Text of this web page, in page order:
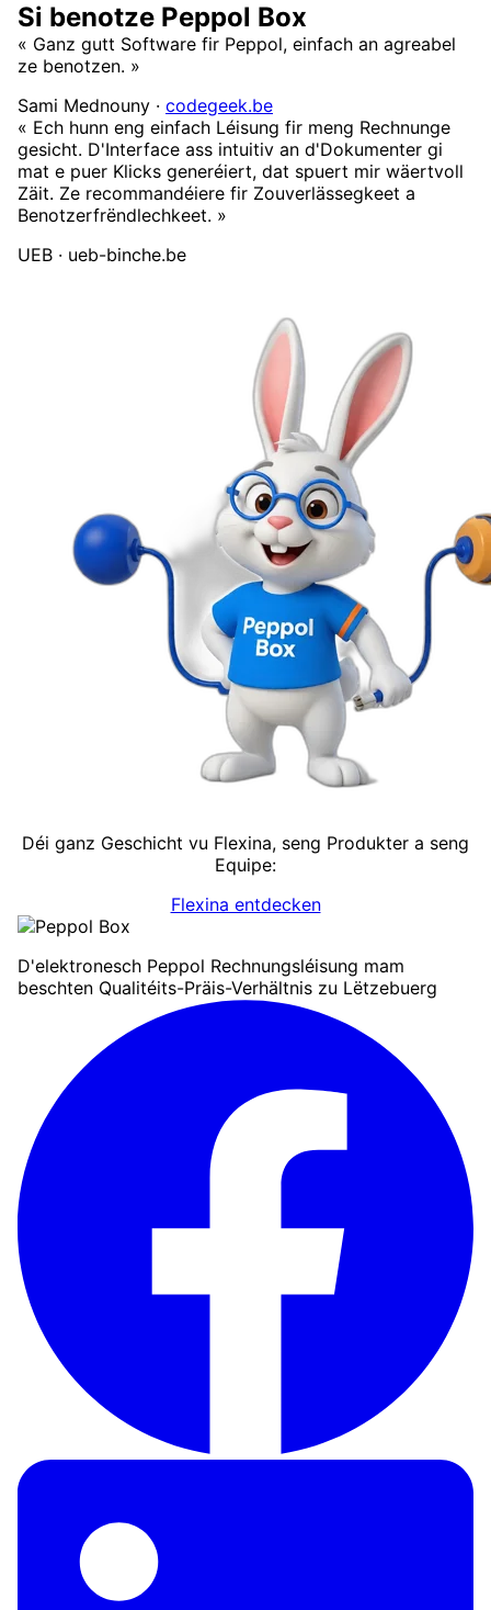
Si benotze Peppol Box
« Ganz gutt Software fir Peppol, einfach an agreabel
ze benotzen. »
Sami Mednouny · codegeek.be
« Ech hunn eng einfach Léisung fir meng Rechnunge
gesicht. D'Interface ass intuitiv an d'Dokumenter gi
mat e puer Klicks generéiert, dat spuert mir wäertvoll
Zäit. Ze recommandéiere fir Zouverlässegkeet a
Benotzerfrëndlechkeet. »
UEB · ueb-binche.be
Déi ganz Geschicht vu Flexina, seng Produkter a seng
Equipe:
Flexina entdecken
D'elektronesch Peppol Rechnungsléisung mam
beschten Qualitéits-Präis-Verhältnis zu Lëtzebuerg